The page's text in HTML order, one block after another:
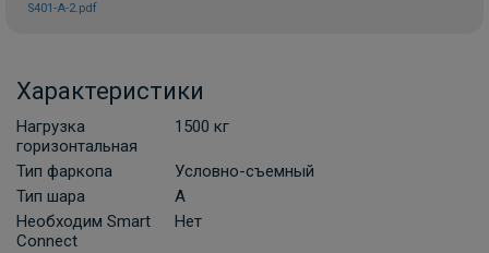
700 ₽
В корзину
Комплект универсальной электрики
S401-A-2.pdf
Характеристики
Нагрузка
горизонтальная
1500 кг
Тип фаркопа
Условно-съемный
Тип шара
A
Необходим Smart
Connect
Нет